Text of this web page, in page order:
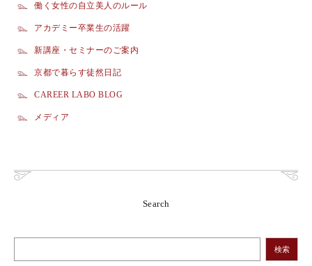
働く女性の自立美人のルール
アカデミー卒業生の活躍
新講座・セミナーのご案内
京都で暮らす徒然日記
CAREER LABO BLOG
メディア
Search
検索